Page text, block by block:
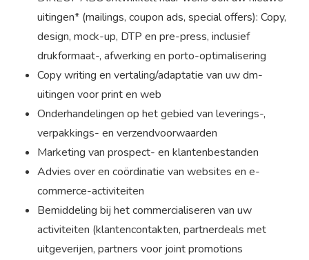
uitingen* (mailings, coupon ads, special offers): Copy,
design, mock-up, DTP en pre-press, inclusief
drukformaat-, afwerking en porto-optimalisering
Copy writing en vertaling/adaptatie van uw dm-
uitingen voor print en web
Onderhandelingen op het gebied van leverings-,
verpakkings- en verzendvoorwaarden
Marketing van prospect- en klantenbestanden
Advies over en coördinatie van websites en e-
commerce-activiteiten
Bemiddeling bij het commercialiseren van uw
activiteiten (klantencontakten, partnerdeals met
uitgeverijen, partners voor joint promotions